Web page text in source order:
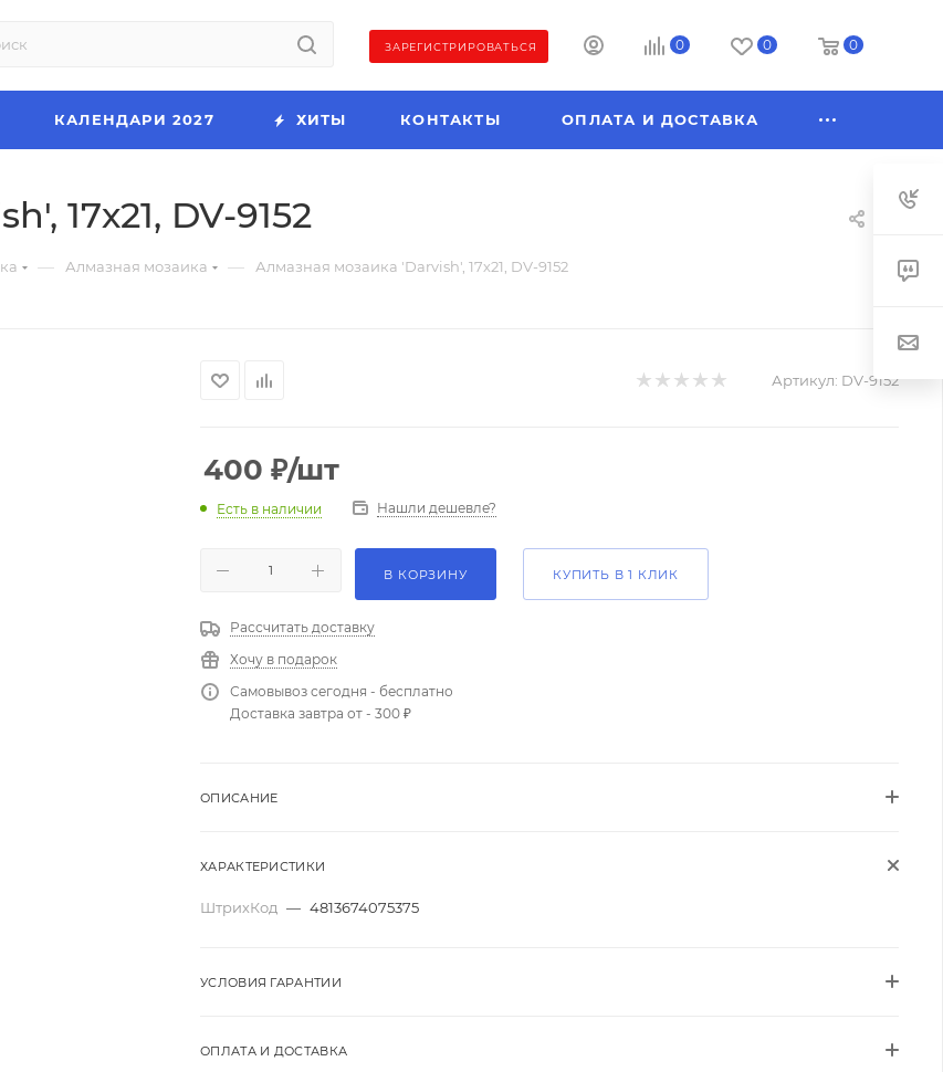
ЗАРЕГИСТРИРОВАТЬСЯ 0 0 0
КАЛЕНДАРИ 2027 ХИТЫ КОНТАКТЫ ОПЛАТА И ДОСТАВКА
17х21, DV-9152
— Алмазная мозаика — Алмазная мозаика 'Darvish', 17х21, DV-9152
Артикул: DV-9152
400 ₽/шт
Есть в наличии Нашли дешевле?
В КОРЗИНУ КУПИТЬ В 1 КЛИК
Рассчитать доставку
Хочу в подарок
Самовывоз сегодня - бесплатно
Доставка завтра от - 300 ₽
ОПИСАНИЕ
ХАРАКТЕРИСТИКИ
ШтрихКод — 4813674075375
УСЛОВИЯ ГАРАНТИИ
ОПЛАТА И ДОСТАВКА